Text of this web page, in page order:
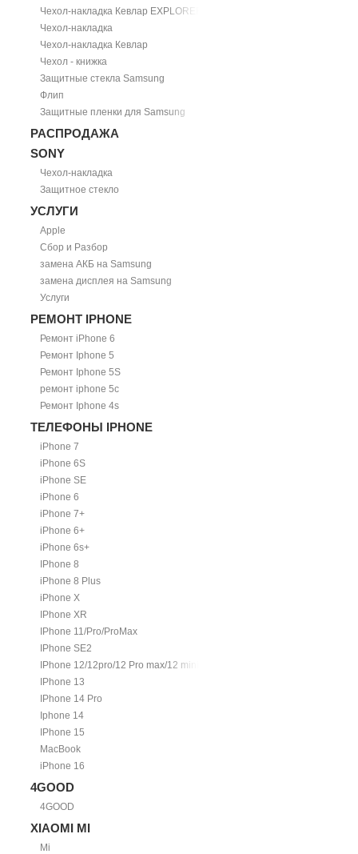
Чехол-накладка Кевлар EXPLORER
Чехол-накладка
Чехол-накладка Кевлар
Чехол - книжка
Защитные стекла Samsung
Флип
Защитные пленки для Samsung
РАСПРОДАЖА
SONY
Чехол-накладка
Защитное стекло
УСЛУГИ
Apple
Сбор и Разбор
замена АКБ на Samsung
замена дисплея на Samsung
Услуги
РЕМОНТ IPHONE
Ремонт iPhone 6
Ремонт Iphone 5
Ремонт Iphone 5S
ремонт iphone 5c
Ремонт Iphone 4s
ТЕЛЕФОНЫ IPHONE
iPhone 7
iPhone 6S
iPhone SE
iPhone 6
iPhone 7+
iPhone 6+
iPhone 6s+
IPhone 8
iPhone 8 Plus
iPhone X
IPhone XR
IPhone 11/Pro/ProMax
IPhone SE2
IPhone 12/12pro/12 Pro max/12 mini.
IPhone 13
IPhone 14 Pro
Iphone 14
IPhone 15
MacBook
iPhone 16
4GOOD
4GOOD
XIAOMI MI
Mi